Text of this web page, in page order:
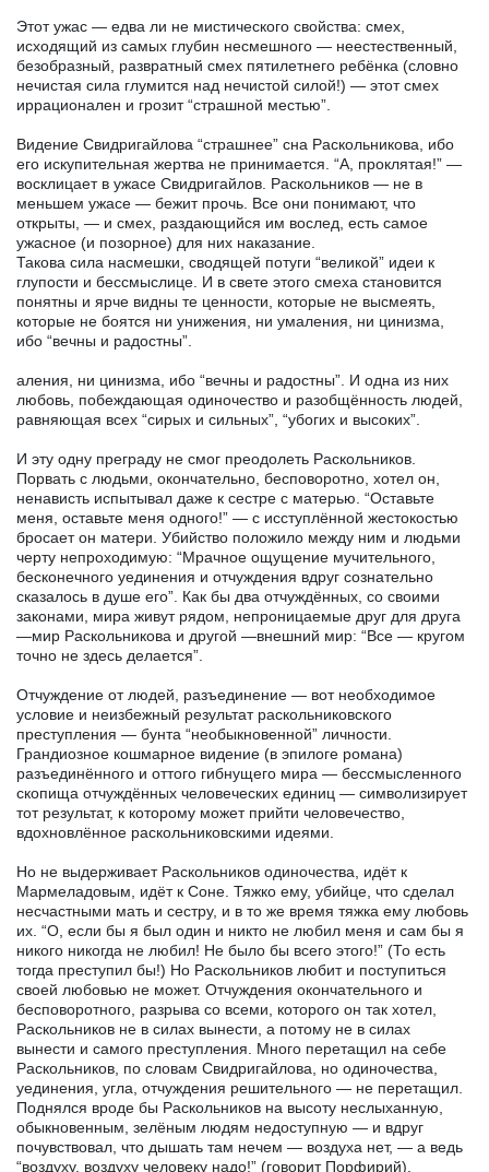
Этот ужас — едва ли не мистического свойства: смех,
исходящий из самых глубин несмешного — неестественный,
безобразный, развратный смех пятилетнего ребёнка (словно
нечистая сила глумится над нечистой силой!) — этот смех
иррационален и грозит “страшной местью”.
Видение Свидригайлова “страшнее” сна Раскольникова, ибо
его искупительная жертва не принимается. “А, проклятая!” —
восклицает в ужасе Свидригайлов. Раскольников — не в
меньшем ужасе — бежит прочь. Все они понимают, что
открыты, — и смех, раздающийся им вослед, есть самое
ужасное (и позорное) для них наказание.
Такова сила насмешки, сводящей потуги “великой” идеи к
глупости и бессмыслице. И в свете этого смеха становится
понятны и ярче видны те ценности, которые не высмеять,
которые не боятся ни унижения, ни умаления, ни цинизма,
ибо “вечны и радостны”.
аления, ни цинизма, ибо “вечны и радостны”. И одна из них
любовь, побеждающая одиночество и разобщённость людей,
равняющая всех “сирых и сильных”, “убогих и высоких”.
И эту одну преграду не смог преодолеть Раскольников.
Порвать с людьми, окончательно, бесповоротно, хотел он,
ненависть испытывал даже к сестре с матерью. “Оставьте
меня, оставьте меня одного!” — с исступлённой жестокостью
бросает он матери. Убийство положило между ним и людьми
черту непроходимую: “Мрачное ощущение мучительного,
бесконечного уединения и отчуждения вдруг сознательно
сказалось в душе его”. Как бы два отчуждённых, со своими
законами, мира живут рядом, непроницаемые друг для друга
—мир Раскольникова и другой —внешний мир: “Все — кругом
точно не здесь делается”.
Отчуждение от людей, разъединение — вот необходимое
условие и неизбежный результат раскольниковского
преступления — бунта “необыкновенной” личности.
Грандиозное кошмарное видение (в эпилоге романа)
разъединённого и оттого гибнущего мира — бессмысленного
скопища отчуждённых человеческих единиц — символизирует
тот результат, к которому может прийти человечество,
вдохновлённое раскольниковскими идеями.
Но не выдерживает Раскольников одиночества, идёт к
Мармеладовым, идёт к Соне. Тяжко ему, убийце, что сделал
несчастными мать и сестру, и в то же время тяжка ему любовь
их. “О, если бы я был один и никто не любил меня и сам бы я
никого никогда не любил! Не было бы всего этого!” (То есть
тогда преступил бы!) Но Раскольников любит и поступиться
своей любовью не может. Отчуждения окончательного и
бесповоротного, разрыва со всеми, которого он так хотел,
Раскольников не в силах вынести, а потому не в силах
вынести и самого преступления. Много перетащил на себе
Раскольников, по словам Свидригайлова, но одиночества,
уединения, угла, отчуждения решительного — не перетащил.
Поднялся вроде бы Раскольников на высоту неслыханную,
обыкновенным, зелёным людям недоступную — и вдруг
почувствовал, что дышать там нечем — воздуха нет, — а ведь
“воздуху, воздуху человеку надо!” (говорит Порфирий).